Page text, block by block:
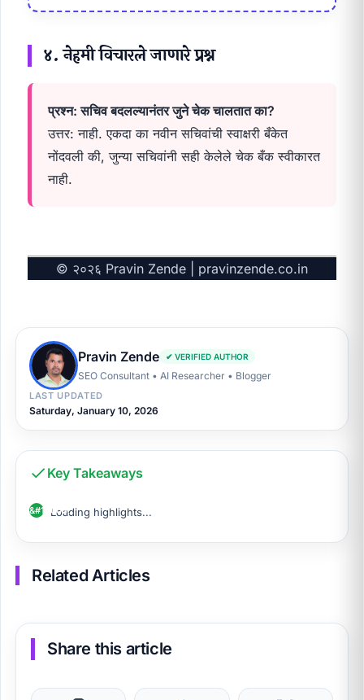
४. नेहमी विचारले जाणारे प्रश्न
प्रश्न: सचिव बदलल्यानंतर जुने चेक चालतात का?
उत्तर: नाही. एकदा का नवीन सचिवांची स्वाक्षरी बँकेत
नोंदवली की, जुन्या सचिवांनी सही केलेले चेक बँक स्वीकारत
नाही.
© २०२६ Pravin Zende | pravinzende.co.in
Pravin Zende ✔ VERIFIED AUTHOR
SEO Consultant • AI Researcher • Blogger
LAST UPDATED
Saturday, January 10, 2026
Key Takeaways
Loading highlights...
Related Articles
Share this article